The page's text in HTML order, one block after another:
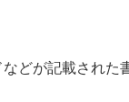
どが記載された